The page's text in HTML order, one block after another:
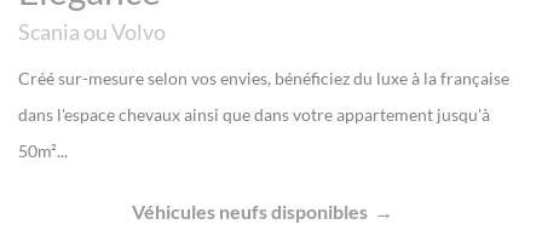
Scania ou Volvo
Créé sur-mesure selon vos envies, bénéficiez du luxe à la française
dans l'espace chevaux ainsi que dans votre appartement jusqu'à
50m²...
Véhicules neufs disponibles